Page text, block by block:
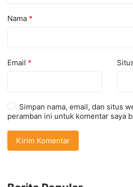
Nama *
Email *
Simpan nama, email, dan situs
peramban ini untuk komentar saya